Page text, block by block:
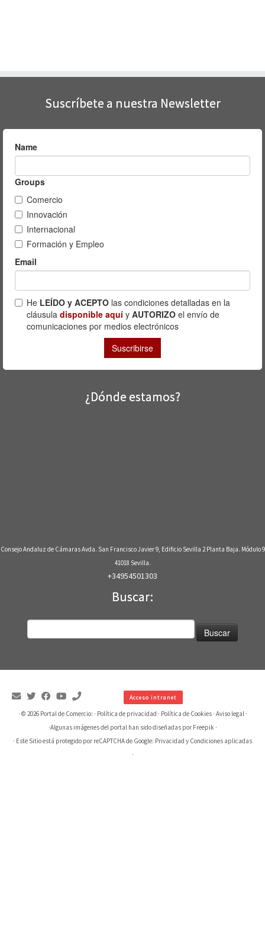
Suscríbete a nuestra Newsletter
¿Dónde estamos?
Consejo Andaluz de Cámaras Avda. San Francisco Javier 9, Edificio Sevilla 2 Planta Baja. Módulo 9
41018 Sevilla.
+34954501303
Buscar:
Acceso intranet
· © 2026 Portal de Comercio: · Política de privacidad · Política de Cookies· Aviso legal·
·Algunas imágenes del portal han sido diseñadas por Freepik·
· Este Sitio está protegido por reCAPTCHA de Google: Privacidad y Condiciones aplicadas
·